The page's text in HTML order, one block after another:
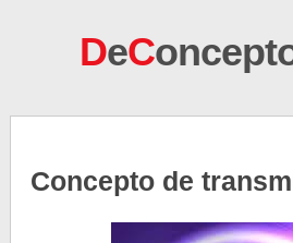
DeC
Concepto de